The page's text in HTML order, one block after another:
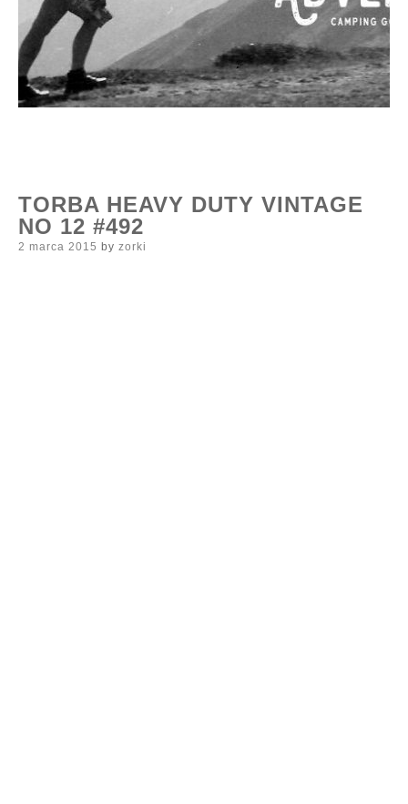
TORBA HEAVY DUTY VINTAGE
NO 12 #492
Posted
2 marca 2015 by zorki